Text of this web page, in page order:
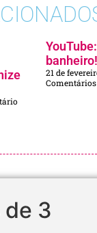
banheiro!
21 de
Comentários
de 3